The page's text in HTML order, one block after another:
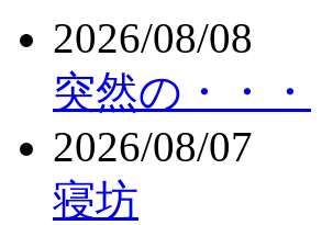
2026/08/08
突然の・・・
2026/08/07
寝坊